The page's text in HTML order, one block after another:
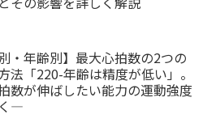
別・年齢別】最大心拍数の2つの
法「220-年齢は精度が低い」。
数が伸ばしたい能力の運動強度
―